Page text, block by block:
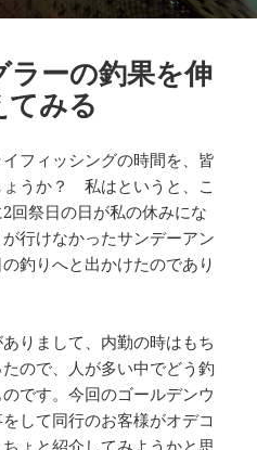
ーの釣果を伸
みる
フィッシングの時間を、皆
うか？ 私はというと、こ
回祭日の日が私の休みにな
行けなかったサンデーアン
釣りへと出かけたのであり
りまして、内勤の時はもち
ので、人が多い中でどう釣
です。今回のゴールデンウ
して同行のお客様がオデコ
ょと紹介してみようかと思